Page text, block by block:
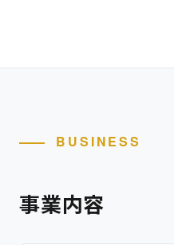
BUSINESS
事業内容